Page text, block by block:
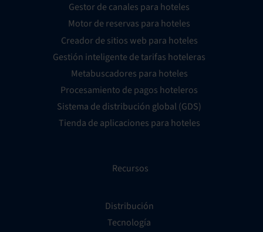
Gestor de canales para hoteles
Motor de reservas para hoteles
Creador de sitios web para hoteles
Gestión inteligente de tarifas hoteleras
Metabuscadores para hoteles
Procesamiento de pagos hoteleros
Sistema de distribución global (GDS)
Tienda de aplicaciones para hoteles
Recursos
Distribución
Tecnología